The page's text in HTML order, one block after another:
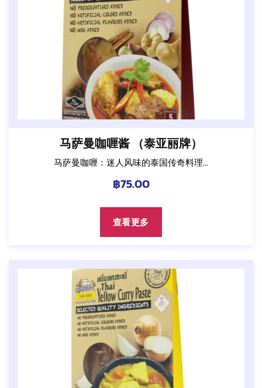
马萨曼咖喱酱 （泰亚丽牌）
马萨曼咖喱：迷人风味的泰国传奇料理...
฿75.00
查看更多